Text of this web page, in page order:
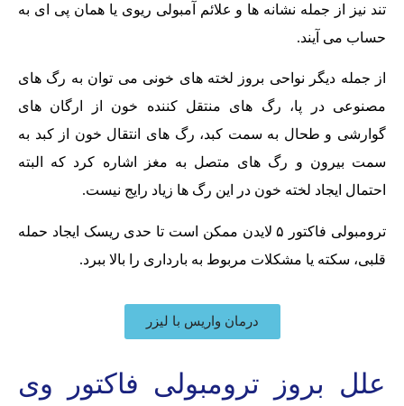
تند نیز از جمله نشانه ها و علائم آمبولی ریوی یا همان پی ای به
حساب می آیند.
از جمله دیگر نواحی بروز لخته های خونی می توان به رگ های
مصنوعی در پا، رگ های منتقل کننده خون از ارگان های
گوارشی و طحال به سمت کبد، رگ های انتقال خون از کبد به
سمت بیرون و رگ های متصل به مغز اشاره کرد که البته
احتمال ایجاد لخته خون در این رگ ها زیاد رایج نیست.
ترومبولی فاکتور ۵ لایدن ممکن است تا حدی ریسک ایجاد حمله
قلبی، سکته یا مشکلات مربوط به بارداری را بالا ببرد.
درمان واریس با لیزر
علل بروز ترومبولی فاکتور وی